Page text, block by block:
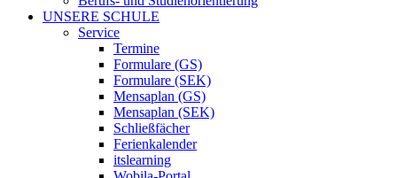
UNSERE SCHULE
Service
Termine
Formulare (GS)
Formulare (SEK)
Mensaplan (GS)
Mensaplan (SEK)
Schließfächer
Ferienkalender
itslearning